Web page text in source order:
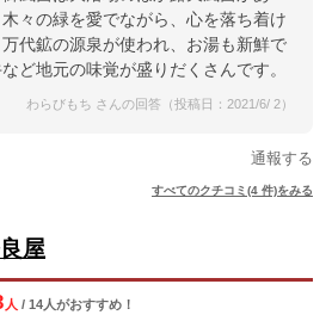
々の緑を愛でながら、心を落ち着け
代鉱の源泉が使われ、お湯も新鮮で
ど地元の味覚が盛りだくさんです。
わらびもち さんの回答（投稿日：2021/6/ 2）
通報する
すべてのクチコミ(4 件)をみる
屋
人 / 14人がおすすめ！